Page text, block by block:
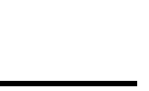
ของนิวยอร์ก ซึ่ง